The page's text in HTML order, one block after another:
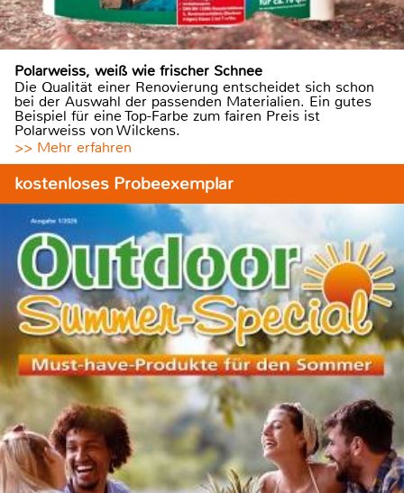
Polarweiss, weiß wie frischer Schnee
Die Qualität einer Renovierung entscheidet sich schon
bei der Auswahl der passenden Materialien. Ein gutes
Beispiel für eine Top-Farbe zum fairen Preis ist
Polarweiss von Wilckens.
>> Mehr erfahren
kostenloses Probeexemplar